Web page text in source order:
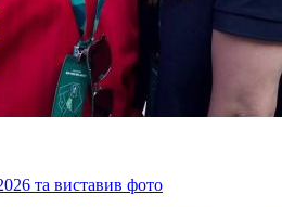
та виставив фото